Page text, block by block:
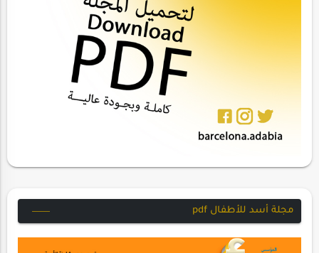
مجلة أسد للأطفال pdf